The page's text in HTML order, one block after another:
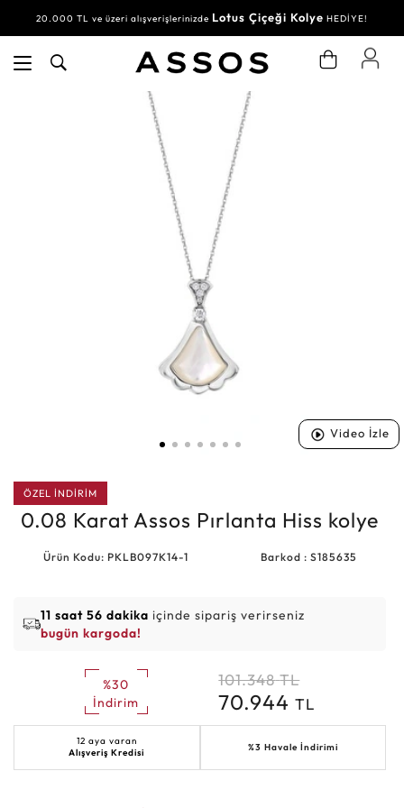
20.000 TL ve üzeri alışverişlerinizde Lotus Çiçeği Kolye HEDİYE!
Video İzle
ÖZEL İNDİRİM
0.08 Karat Assos Pırlanta Hiss kolye
Ürün Kodu: PKLB097K14-1 Barkod : S185635
11 saat 56 dakika içinde sipariş verirseniz
bugün kargoda!
%30
İndirim
101.348 TL
70.944TL
12 aya varan
Alışveriş Kredisi
%3 Havale İndirimi